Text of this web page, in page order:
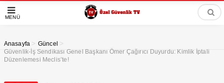
MENÜ
Anasayfa > Güncel >
Güvenlik-İş Sendikası Genel Başkanı Ömer Çağırıcı Duyurdu: Kimlik İptali
Düzenlemesi Meclis’te!